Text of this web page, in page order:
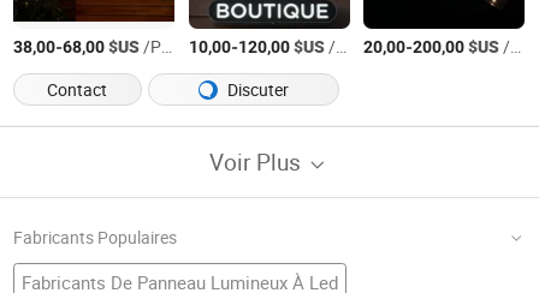
38,00-68,00$US/Pièce 10,00-120,00$US/Pièce 20,00-200,00$US/Pièce
Contact
Discuter
Voir Plus
Fabricants Populaires
Fabricants De Panneau Lumineux À Led